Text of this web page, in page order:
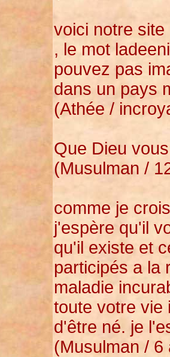
voici notre site
, le mot
pouvez pas
dans un pays
(Athée /
Que Dieu
(Musulman /
comme je
j'espère qu'il
qu'il existe et
participés a la
maladie
toute votre vie
d'être né. je
(Musulman / 6